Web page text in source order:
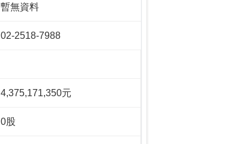
暫無資料
02-2518-7988
4,375,171,350元
0股